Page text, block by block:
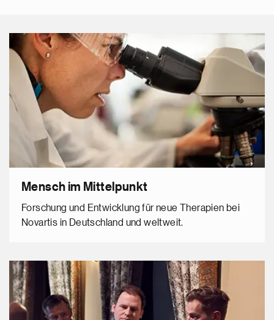
Mensch im Mittelpunkt
Forschung und Entwicklung für neue Therapien bei
Novartis in Deutschland und weltweit.